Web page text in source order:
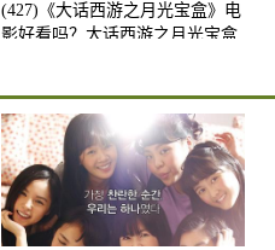
(427)《大话西游之月光宝盒》电
影好看吗？大话西游之月光宝盒